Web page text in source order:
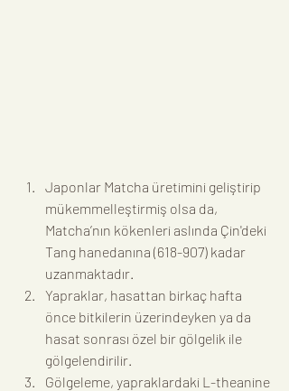
Japonlar Matcha üretimini geliştirip
mükemmelleştirmiş olsa da,
Matcha’nın kökenleri aslında Çin'deki
Tang hanedanına (618-907) kadar
uzanmaktadır.
Yapraklar, hasattan birkaç hafta
önce bitkilerin üzerindeyken ya da
hasat sonrası özel bir gölgelik ile
gölgelendirilir.
Gölgeleme, yapraklardaki L-theanine